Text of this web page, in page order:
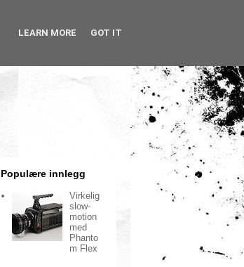
Populære innlegg
Virkelig
slow-
motion
med
Phanto
m Flex
LEARN MORE GOT IT